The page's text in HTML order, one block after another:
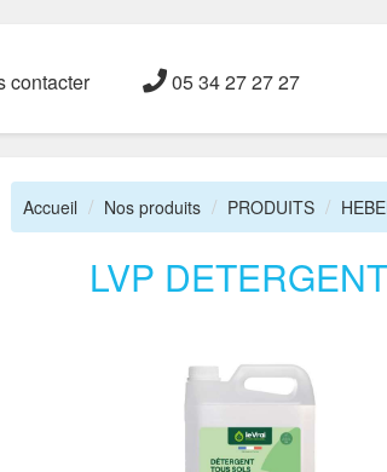
contacter 05 34 27 27 27
Accueil Nos produits PRODUITS
LVP